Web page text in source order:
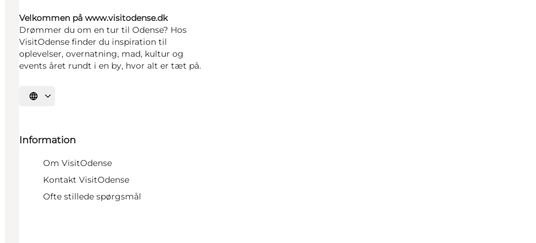
Velkommen på www.visitodense.dk
Drømmer du om en tur til Odense? Hos
VisitOdense finder du inspiration til
oplevelser, overnatning, mad, kultur og
events året rundt i en by, hvor alt er tæt på.
Vælg sprog
Information
Om VisitOdense
Kontakt VisitOdense
Ofte stillede spørgsmål